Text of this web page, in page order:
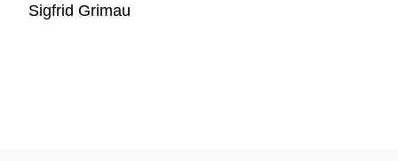
Sigfrid Grimau